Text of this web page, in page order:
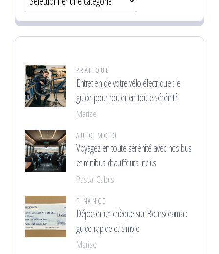
PRATIQUE
Entretien de votre vélo électrique : le
guide pour rouler en toute sérénité
Marise
AUTO MOTO
Voyagez en toute sérénité avec nos bus
et minibus chauffeurs inclus
Pascal Cabus
FINANCE
Déposer un chèque sur Boursorama :
guide rapide et simple
Marise